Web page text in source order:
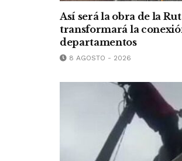
Así será la obra de la
transformará la
departamentos
8 AGOSTO - 2026